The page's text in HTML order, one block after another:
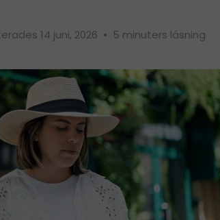
14 juni, 2026 • 5 minuters läsning